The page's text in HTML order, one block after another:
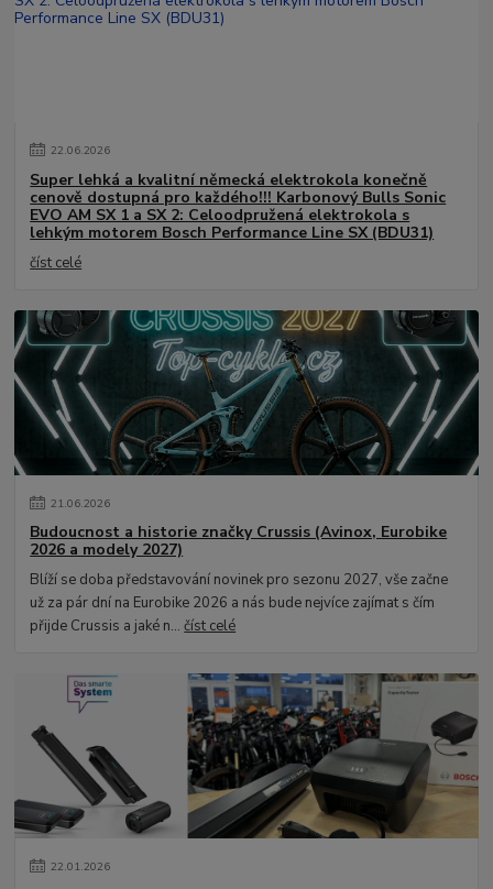
22.06.2026
Super lehká a kvalitní německá elektrokola konečně
cenově dostupná pro každého!!! Karbonový Bulls Sonic
EVO AM SX 1 a SX 2: Celoodpružená elektrokola s
lehkým motorem Bosch Performance Line SX (BDU31)
číst celé
21.06.2026
Budoucnost a historie značky Crussis (Avinox, Eurobike
2026 a modely 2027)
Blíží se doba představování novinek pro sezonu 2027, vše začne
už za pár dní na Eurobike 2026 a nás bude nejvíce zajímat s čím
přijde Crussis a jaké n...číst celé
22.01.2026